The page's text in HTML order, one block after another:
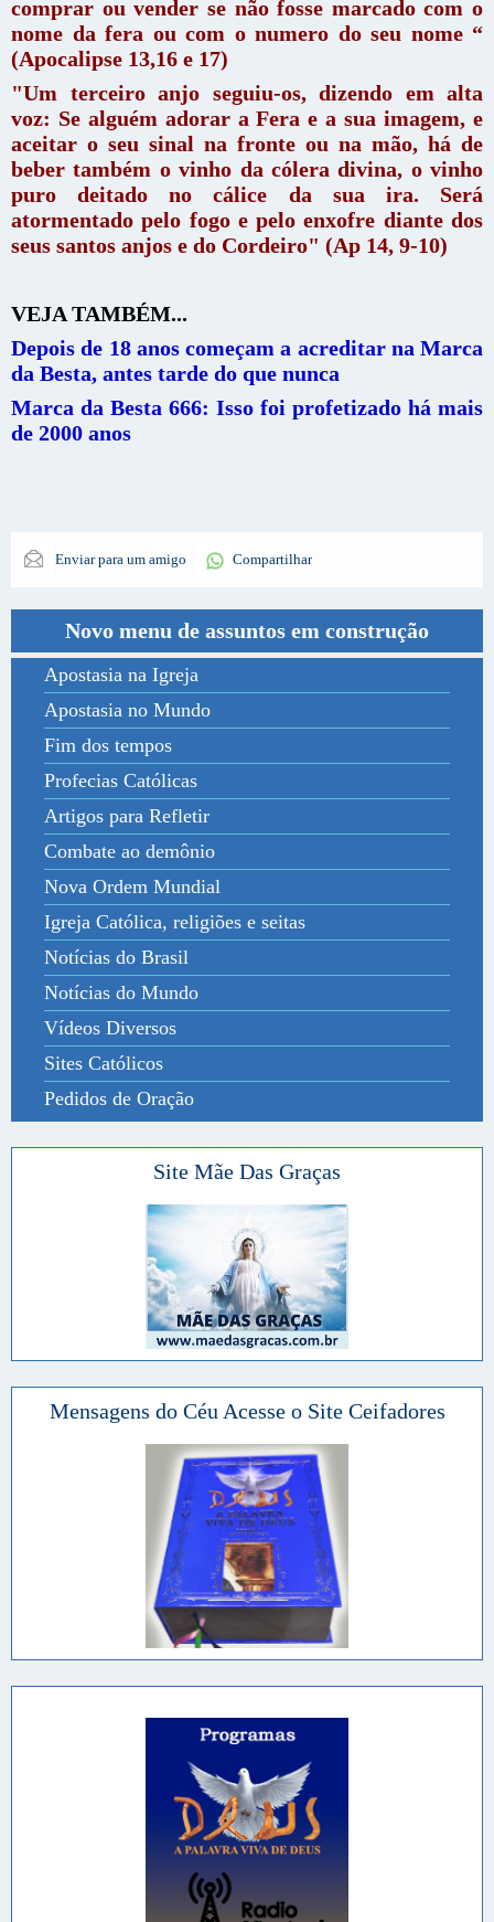
comprar ou vender se não fosse marcado com o
nome da fera ou com o numero do seu nome “
(Apocalipse 13,16 e 17)
"Um terceiro anjo seguiu-os, dizendo em alta
voz: Se alguém adorar a Fera e a sua imagem, e
aceitar o seu sinal na fronte ou na mão, há de
beber também o vinho da cólera divina, o vinho
puro deitado no cálice da sua ira. Será
atormentado pelo fogo e pelo enxofre diante dos
seus santos anjos e do Cordeiro" (Ap 14, 9-10)
VEJA TAMBÉM...
Depois de 18 anos começam a acreditar na Marca
da Besta, antes tarde do que nunca
Marca da Besta 666: Isso foi profetizado há mais
de 2000 anos
Enviar para um amigo Compartilhar
Novo menu de assuntos em construção
Apostasia na Igreja
Apostasia no Mundo
Fim dos tempos
Profecias Católicas
Artigos para Refletir
Combate ao demônio
Nova Ordem Mundial
Igreja Católica, religiões e seitas
Notícias do Brasil
Notícias do Mundo
Vídeos Diversos
Sites Católicos
Pedidos de Oração
Site Mãe Das Graças
Mensagens do Céu Acesse o Site Ceifadores